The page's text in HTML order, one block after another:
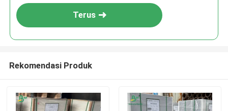
Terus
Rekomendasi Produk